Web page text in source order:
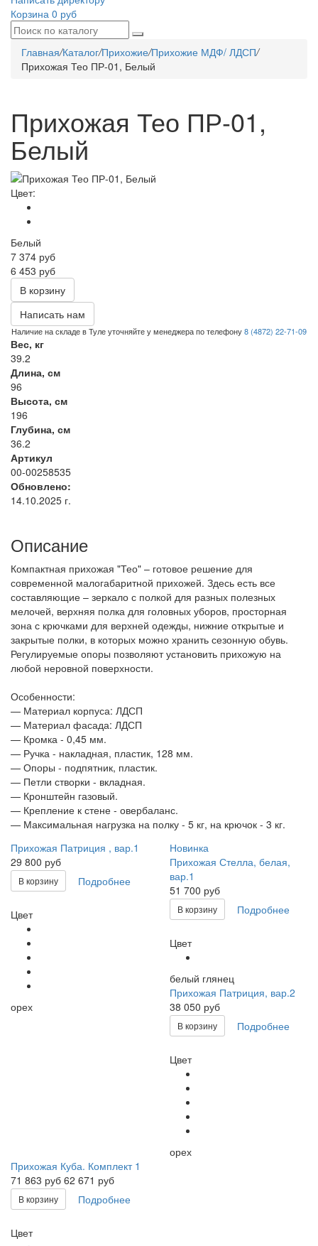
Корзина 0 руб
Главная/Каталог/Прихожие/Прихожие МДФ/ ЛДСП/
Прихожая Тео ПР-01, Белый
Прихожая Тео ПР-01,
Белый
Цвет:
Белый
7 374 руб
6 453 руб
В корзину
Написать нам
Наличие на складе в Туле уточняйте у менеджера по телефону8 (4872) 22-71-09
Вес, кг
39.2
Длина, см
96
Высота, см
196
Глубина, см
36.2
Артикул
00-00258535
Обновлено:
14.10.2025 г.
Описание
Компактная прихожая "Тео" – готовое решение для
современной малогабаритной прихожей. Здесь есть все
составляющие – зеркало с полкой для разных полезных
мелочей, верхняя полка для головных уборов, просторная
зона с крючками для верхней одежды, нижние открытые и
закрытые полки, в которых можно хранить сезонную обувь.
Регулируемые опоры позволяют установить прихожую на
любой неровной поверхности.
Особенности:
— Материал корпуса: ЛДСП
— Материал фасада: ЛДСП
— Кромка - 0,45 мм.
— Ручка - накладная, пластик, 128 мм.
— Опоры - подпятник, пластик.
— Петли створки - вкладная.
— Кронштейн газовый.
— Крепление к стене - овербаланс.
— Максимальная нагрузка на полку - 5 кг, на крючок - 3 кг.
Прихожая Патриция , вар.1
29 800 руб
В корзину Подробнее
Цвет
орех
Новинка
Прихожая Стелла, белая,
вар.1
51 700 руб
В корзину Подробнее
Цвет
белый глянец
Прихожая Патриция, вар.2
38 050 руб
В корзину Подробнее
Цвет
орех
Прихожая Куба. Комплект 1
71 863 руб 62 671 руб
В корзину Подробнее
Цвет